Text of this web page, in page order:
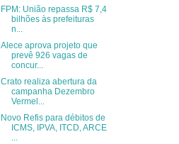
FPM: União repassa R$ 7,4
bilhões às prefeituras
n...
Alece aprova projeto que
prevê 926 vagas de
concur...
Crato realiza abertura da
campanha Dezembro
Vermel...
Novo Refis para débitos de
ICMS, IPVA, ITCD, ARCE
...